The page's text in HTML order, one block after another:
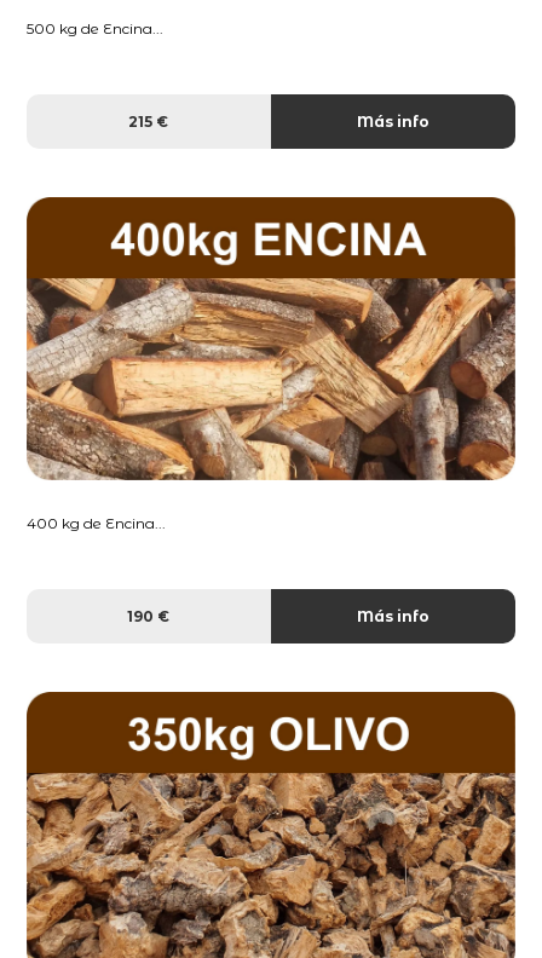
500 kg de Encina...
215 € Más info
400 kg de Encina...
190 € Más info